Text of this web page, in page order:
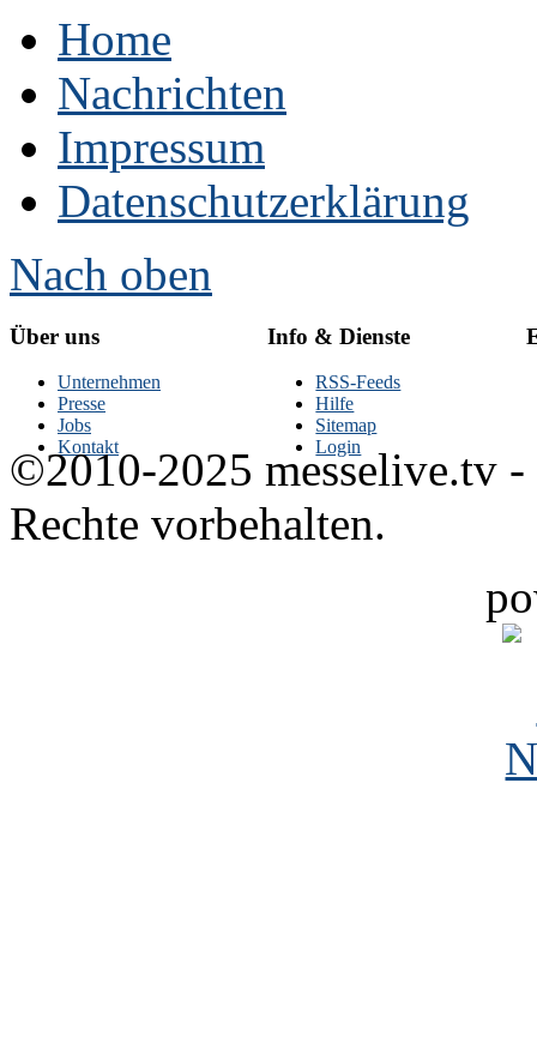
Home
Nachrichten
Impressum
Datenschutzerklärung
Nach oben
Über uns
Unternehmen
Presse
Jobs
Kontakt
Info & Dienste
RSS-Feeds
Hilfe
Sitemap
Login
©2010-2025 messelive.tv -
Rechte vorbehalten.